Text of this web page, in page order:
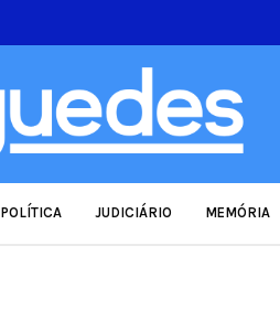
POLÍTICA JUDICIÁRIO MEMÓRIA